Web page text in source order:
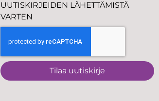
UUTISKIRJEIDEN LÄHETTÄMISTÄ
VARTEN
Tilaa uutiskirje